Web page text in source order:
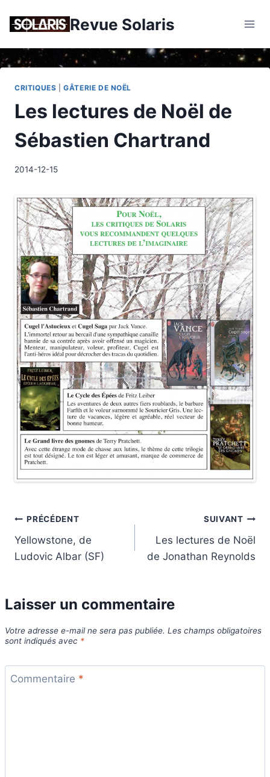
Revue Solaris
CRITIQUES |GÂTERIE DE NOËL
Les lectures de Noël de
Sébastien Chartrand
2014-12-15
Navigation
de
PRÉCÉDENT
Yellowstone, de
Ludovic Albar (SF)
SUIVANT
Les lectures de Noël
de Jonathan Reynolds
Laisser un commentaire
Votre adresse e-mail ne sera pas publiée. Les champs obligatoires
sont indiqués avec *
Commentaire *